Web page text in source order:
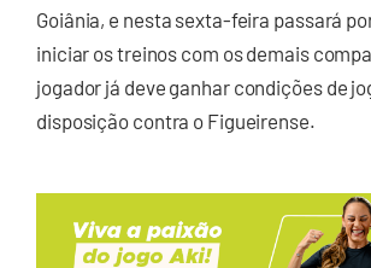
Goiânia, e nesta sexta-feira passará
iniciar os treinos com os demais
jogador já deve ganhar condições de
disposição contra o Figueirense.